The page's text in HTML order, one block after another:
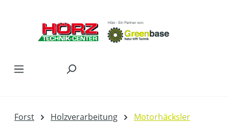
Forst Holzverarbeitung Motorhäcksler